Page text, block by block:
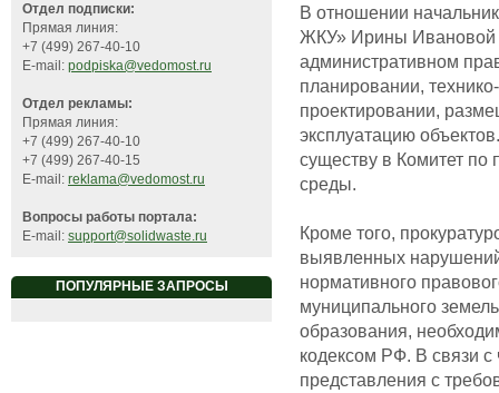
Отдел подписки:
Прямая линия:
+7 (499) 267-40-10
E-mail: podpiska@vedomost.ru
Отдел рекламы:
Прямая линия:
+7 (499) 267-40-10
+7 (499) 267-40-15
E-mail: reklama@vedomost.ru
Вопросы работы портала:
E-mail: support@solidwaste.ru
ПОПУЛЯРНЫЕ ЗАПРОСЫ
В отношении
ЖКУ» Ирины Ивановой
административном
планировании,
проектировании,
эксплуатацию
существу в Комитет
среды.
Кроме того,
выявленных нарушений
нормативного
муниципального
образования,
кодексом РФ. В связи
представления с